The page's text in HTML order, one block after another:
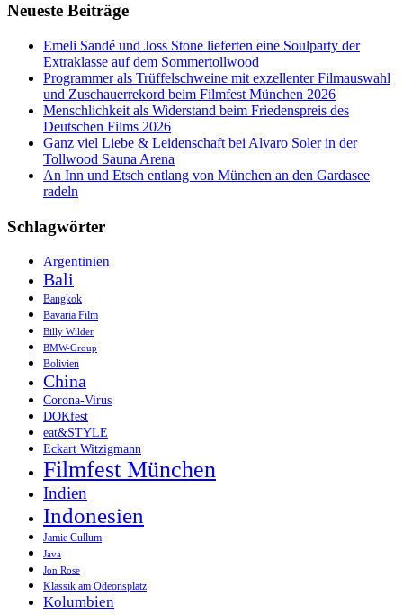
Internationalen
München
Neueste Beiträge
Emeli Sandé und Joss Stone lieferten eine Soulparty der
Extraklasse auf dem Sommertollwood
Programmer als Trüffelschweine mit exzellenter Filmauswahl
und Zuschauerrekord beim Filmfest München 2026
Menschlichkeit als Widerstand beim Friedenspreis des
Deutschen Films 2026
Ganz viel Liebe & Leidenschaft bei Alvaro Soler in der
Tollwood Sauna Arena
An Inn und Etsch entlang von München an den Gardasee
radeln
Schlagwörter
Argentinien
Bali
Bangkok
Bavaria Film
Billy Wilder
BMW-Group
Bolivien
China
Corona-Virus
DOKfest
eat&STYLE
Eckart Witzigmann
Filmfest München
Indien
Indonesien
Jamie Cullum
Java
Jon Rose
Klassik am Odeonsplatz
Kolumbien